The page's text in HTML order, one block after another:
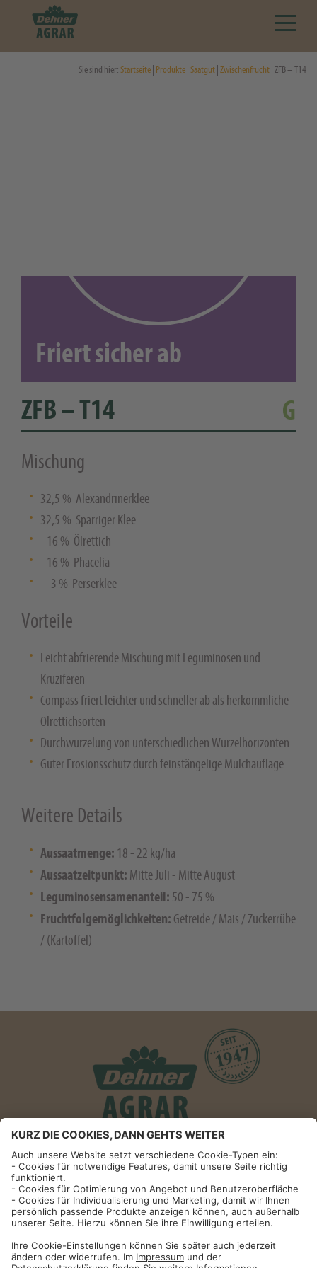
Sie sind hier:Startseite Produkte Saatgut Zwischenfrucht | ZFB – T14
ZFB – T14 G
Mischung
32,5 % Alexandrinerklee
32,5 % Sparriger Klee
16 % Ölrettich
16 % Phacelia
3 % Perserklee
Vorteile
Leicht abfrierende Mischung mit Leguminosen und
Kruziferen
Compass friert leichter und schneller ab als herkömmliche
Ölrettichsorten
Durchwurzelung von unterschiedlichen Wurzelhorizonten
Guter Erosionsschutz durch feinstängelige Mulchauflage
Friert sicher ab
Weitere Details
Aussaatmenge: 18 - 22 kg/ha
Aussaatzeitpunkt: Mitte Juli - Mitte August
Leguminosensamenanteil: 50 - 75 %
Fruchtfolgemöglichkeiten: Getreide / Mais / Zuckerrübe
/ (Kartoffel)
Informationen
Impressum
Datenschutzhinweise
AGB und Widerrufsbelehrung